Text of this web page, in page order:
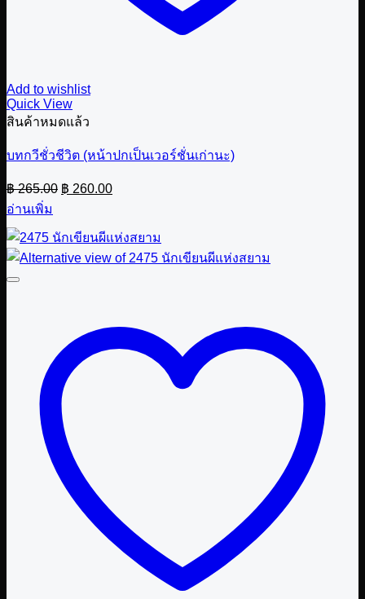
Add to wishlist
Quick View
สินค้าหมดแล้ว
บทกวีชั่วชีวิต (หน้าปกเป็นเวอร์ชั่นเก่านะ)
฿265.00 Original
price
฿ 265.00.
฿ 260.00Current
price
฿ 260.00.
อ่านเพิ่ม